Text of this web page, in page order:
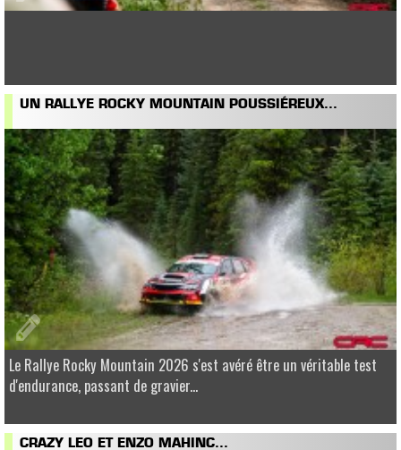
UN RALLYE ROCKY MOUNTAIN POUSSIÉREUX...
Le Rallye Rocky Mountain 2026 s'est avéré être un véritable test
d'endurance, passant de gravier...
CRAZY LEO ET ENZO MAHINC...